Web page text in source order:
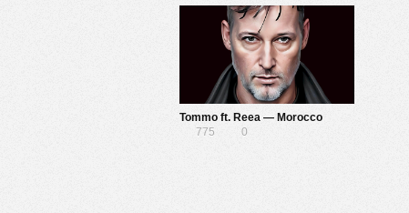
Tommo ft. Reea — Morocco
775
0